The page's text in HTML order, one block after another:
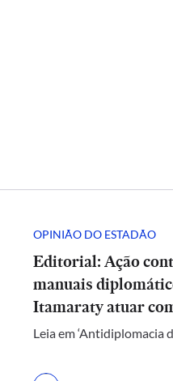
OPINIÃO DO ESTADÃO
Editorial: Ação
manuais
Itamaraty atuar
Leia em ‘Antidiplomacia